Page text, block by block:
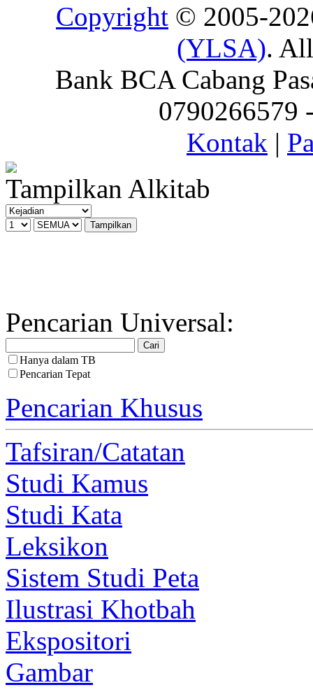
Copyright © 2005-
(YLSA).
Bank BCA Cabang
0790266579
Kontak |
Tampilkan Alkitab
Pencarian Universal:
Hanya dalam TB
Pencarian Tepat
Pencarian Khusus
Tafsiran/Catatan
Studi Kamus
Studi Kata
Leksikon
Sistem Studi Peta
Ilustrasi Khotbah
Ekspositori
Gambar